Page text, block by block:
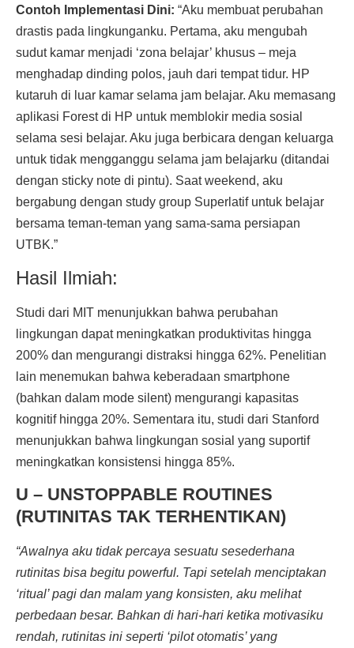
Contoh Implementasi Dini: “Aku membuat perubahan
drastis pada lingkunganku. Pertama, aku mengubah
sudut kamar menjadi ‘zona belajar’ khusus – meja
menghadap dinding polos, jauh dari tempat tidur. HP
kutaruh di luar kamar selama jam belajar. Aku memasang
aplikasi Forest di HP untuk memblokir media sosial
selama sesi belajar. Aku juga berbicara dengan keluarga
untuk tidak mengganggu selama jam belajarku (ditandai
dengan sticky note di pintu). Saat weekend, aku
bergabung dengan study group Superlatif untuk belajar
bersama teman-teman yang sama-sama persiapan
UTBK.”
Hasil Ilmiah:
Studi dari MIT menunjukkan bahwa perubahan
lingkungan dapat meningkatkan produktivitas hingga
200% dan mengurangi distraksi hingga 62%. Penelitian
lain menemukan bahwa keberadaan smartphone
(bahkan dalam mode silent) mengurangi kapasitas
kognitif hingga 20%. Sementara itu, studi dari Stanford
menunjukkan bahwa lingkungan sosial yang suportif
meningkatkan konsistensi hingga 85%.
U – UNSTOPPABLE ROUTINES
(RUTINITAS TAK TERHENTIKAN)
“Awalnya aku tidak percaya sesuatu sesederhana
rutinitas bisa begitu powerful. Tapi setelah menciptakan
‘ritual’ pagi dan malam yang konsisten, aku melihat
perbedaan besar. Bahkan di hari-hari ketika motivasiku
rendah, rutinitas ini seperti ‘pilot otomatis’ yang